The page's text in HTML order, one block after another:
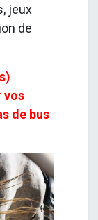
jeux
de
vos
de bus